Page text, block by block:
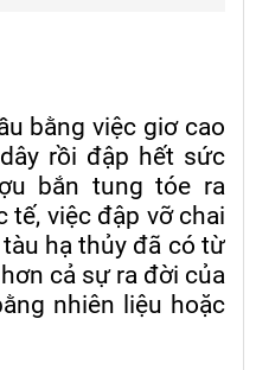
bằng việc giơ cao
rồi đập hết sức
bắn tung tóe ra
tế, việc đập vỡ chai
hạ thủy đã có từ
cả sự ra đời của
nhiên liệu hoặc